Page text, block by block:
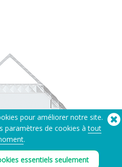
pour améliorer notre site.
paramètres de cookies àtout
.
essentiels seulement